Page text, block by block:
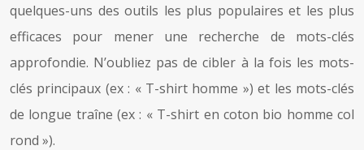
quelques-uns des outils les plus populaires et les plus
efficaces pour mener une recherche de mots-clés
approfondie. N’oubliez pas de cibler à la fois les mots-
clés principaux (ex : « T-shirt homme ») et les mots-clés
de longue traîne (ex : « T-shirt en coton bio homme col
rond »).